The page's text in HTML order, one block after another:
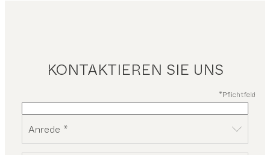
KONTAKTIEREN SIE UNS
*Pflichtfeld
Anrede *